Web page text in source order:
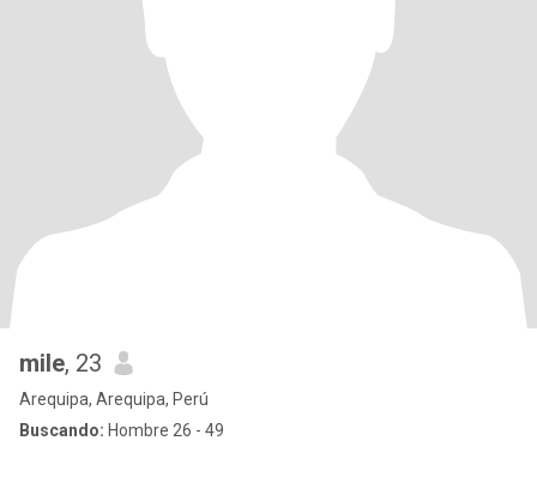
mile, 23
Arequipa, Arequipa, Perú
Buscando: Hombre 26 - 49